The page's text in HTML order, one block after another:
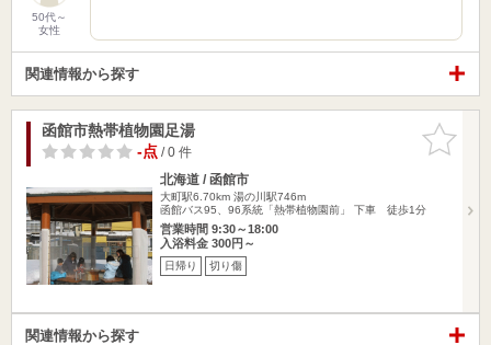
50代～
女性
関連情報から探す
お気に入
りに追加
函館市熱帯植物園足湯
-点/ 0 件
北海道 / 函館市
大町駅6.70km 湯の川駅746m
函館バス95、96系統「熱帯植物園前」 下車 徒歩1分
営業時間 9:30～18:00
入浴料金 300円～
日帰り 切り傷
関連情報から探す